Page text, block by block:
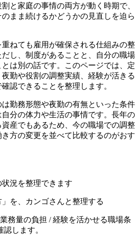
と家庭の事情の両方が動く時期で、
まま続けるかどうかの見直しを迫ら
ねても雇用が確保される仕組みの整
し、制度があることと、自分の職場
は別の話です。このページでは、定
勤や役割の調整実績、経験が活きる
認できることを整理します。
勤務形態や夜勤の有無といった条件
分の体力や生活の事情です。長年の
産でもあるため、今の職場での調整
方の変更を並べて比較するのがおす
況を整理できます
」を、カンゴさんと整理する
務量の負担 / 経験を活かせる職場条
します。